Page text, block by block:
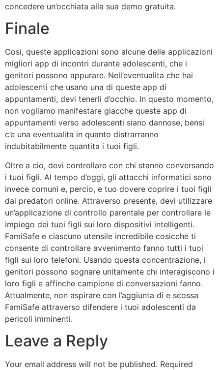
concedere un’occhiata alla sua demo gratuita.
Finale
Cosi, queste applicazioni sono alcune delle applicazioni
migliori app di incontri durante adolescenti, che i
genitori possono appurare. Nell’eventualita che hai
adolescenti che usano una di queste app di
appuntamenti, devi tenerli d’occhio. In questo momento,
non vogliamo manifestare giacche queste app di
appuntamenti verso adolescenti siano dannose, bensi
c’e una eventualita in quanto distrarranno
indubitabilmente quantita i tuoi figli.
Oltre a cio, devi controllare con chi stanno conversando
i tuoi figli. Al tempo d’oggi, gli attacchi informatici sono
invece comuni e, percio, e tuo dovere coprire i tuoi figli
dai predatori online. Attraverso presente, devi utilizzare
un’applicazione di controllo parentale per controllare le
impiego dei tuoi figli sui loro dispositivi intelligenti.
FamiSafe e ciascuno utensile incredibile cosicche ti
consente di controllare avvenimento fanno tutti i tuoi
figli sui loro telefoni. Usando questa concentrazione, i
genitori possono sognare unitamente chi interagiscono i
loro figli e affinche campione di conversazioni fanno.
Attualmente, non aspirare con l’aggiunta di e scossa
FamiSafe attraverso difendere i tuoi adolescenti da
pericoli imminenti.
Leave a Reply
Your email address will not be published. Required